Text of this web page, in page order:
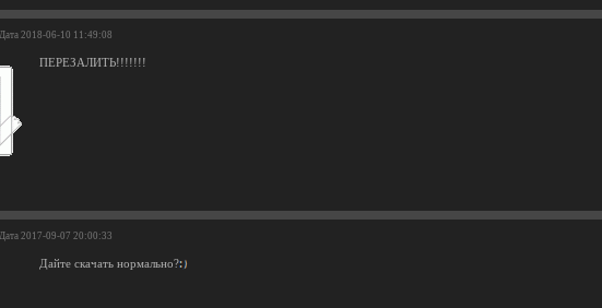
Дата 2018-06-10 11:49:08
ПЕРЕЗАЛИТЬ!!!!!!!
Дата 2017-09-07 20:00:33
Дайте скачать нормально?